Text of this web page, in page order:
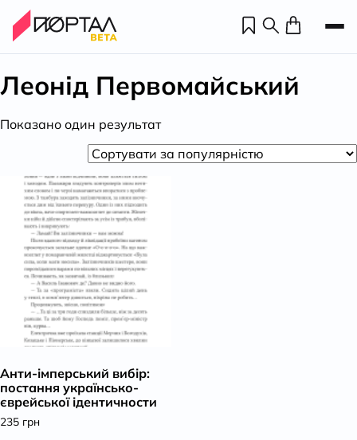
Леонід Первомайський
Показано один результат
Анти-імперський вибір:
постання українсько-
єврейської ідентичности
235 грн